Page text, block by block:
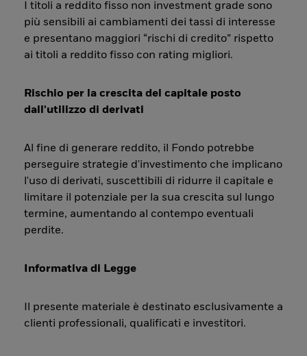
I titoli a reddito fisso non investment grade sono
più sensibili ai cambiamenti dei tassi di interesse
e presentano maggiori “rischi di credito” rispetto
ai titoli a reddito fisso con rating migliori.
Rischio per la crescita del capitale posto
dall'utilizzo di derivati
Al fine di generare reddito, il Fondo potrebbe
perseguire strategie d'investimento che implicano
l'uso di derivati, suscettibili di ridurre il capitale e
limitare il potenziale per la sua crescita sul lungo
termine, aumentando al contempo eventuali
perdite.
Informativa di Legge
Il presente materiale è destinato esclusivamente a
clienti professionali, qualificati e investitori.